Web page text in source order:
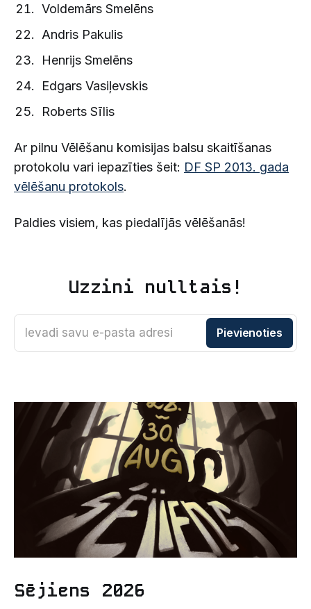
Voldemārs Smelēns
Andris Pakulis
Henrijs Smelēns
Edgars Vasiļevskis
Roberts Sīlis
Ar pilnu Vēlēšanu komisijas balsu skaitīšanas
protokolu vari iepazīties šeit: DF SP 2013. gada
vēlēšanu protokols.
Paldies visiem, kas piedalījās vēlēšanās!
Uzzini nulltais!
Ievadi savu e-pasta adresi Pievienoties
Sējiens 2026